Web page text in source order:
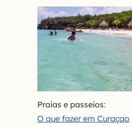
Praias e passeios:
O que fazer em Curaçao